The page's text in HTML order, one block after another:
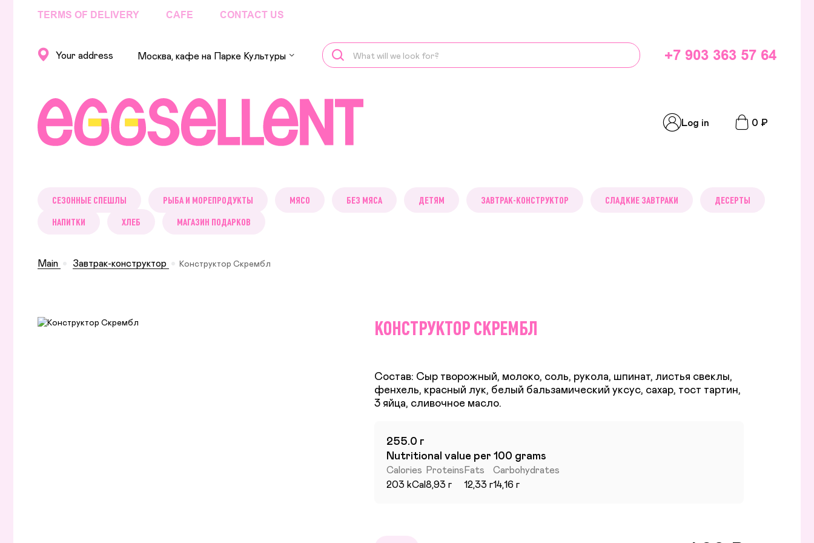
TERMS OF DELIVERY CAFE CONTACT US
Your address Москва, кафе на Парке Культуры +7 903 363 57 64
Log in 0 ₽
СЕЗОННЫЕ СПЕШЛЫ РЫБА И МОРЕПРОДУКТЫ МЯСО БЕЗ МЯСА ДЕТЯМ ЗАВТРАК-КОНСТРУКТОР СЛАДКИЕ ЗАВТРАКИ
ДЕСЕРТЫ
НАПИТКИ
ХЛЕБ МАГАЗИН ПОДАРКОВ
Main Завтрак-конструктор Конструктор Скрембл
КОНСТРУКТОР СКРЕМБЛ
Состав: Сыр творожный, молоко, соль, рукола, шпинат, листья свеклы,
фенхель, красный лук, белый бальзамический уксус, сахар, тост тартин,
255.0 г
Nutritional value per 100 grams
Calories
203 kCal
Proteins
8,93 г
Fats
12,33 г
Carbohydrates
14,16 г